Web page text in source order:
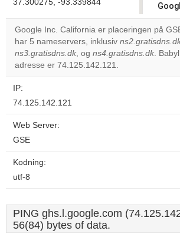
37.300275, -93.339844
Do
Google Inc. California er placeringen på
har 5 nameservers, inklusiv
ns3.gratisdns.dk, og ns4.gratisdns.dk.
adresse er 74.125.142.121.
IP:
74.125.142.121
Web Server:
GSE
Kodning:
utf-8
PING ghs.l.google.com
56(84) bytes of data.